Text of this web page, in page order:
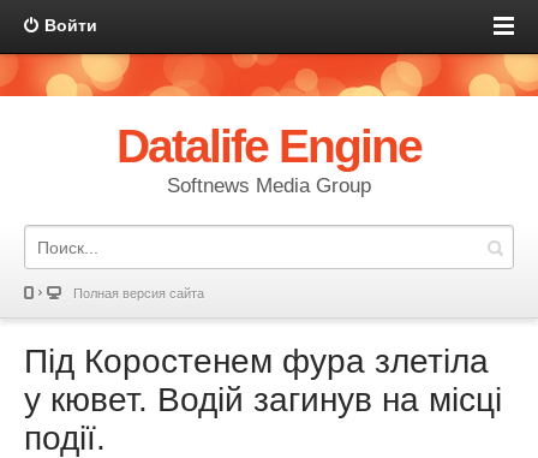
Войти
Datalife Engine
Softnews Media Group
Полная версия сайта
Під Коростенем фура злетіла
у кювет. Водій загинув на місці
події.